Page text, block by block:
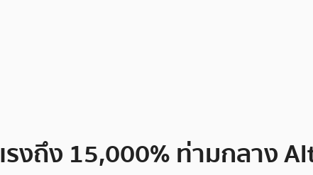
งถึง 15,000% ท่ามกลาง